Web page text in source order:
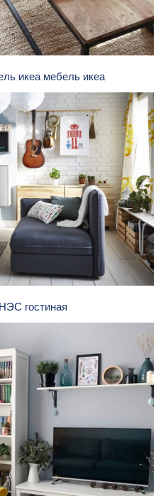
икеа мебель икеа
гостиная